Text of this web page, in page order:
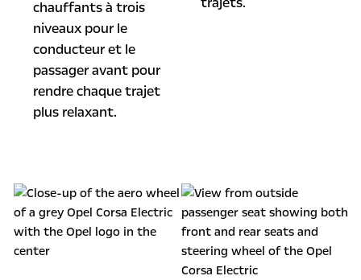
chauffants à trois
niveaux pour le
conducteur et le
passager avant pour
rendre chaque trajet
plus relaxant.